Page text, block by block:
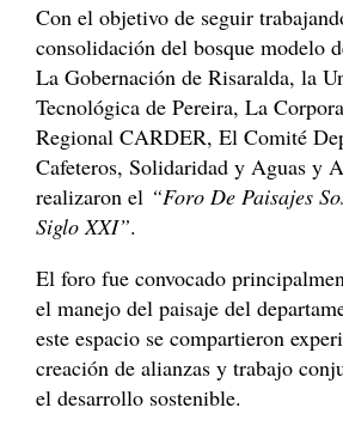
Con el objetivo de seguir
consolidación del bosque modelo
La Gobernación de Risaralda, la
Tecnológica de Pereira, La
Regional CARDER, El Comité
Cafeteros, Solidaridad y Aguas y
realizaron el “Foro De Paisajes
Siglo XXI”.
El foro fue convocado
el manejo del paisaje del
este espacio se compartieron
creación de alianzas y trabajo
el desarrollo sostenible.